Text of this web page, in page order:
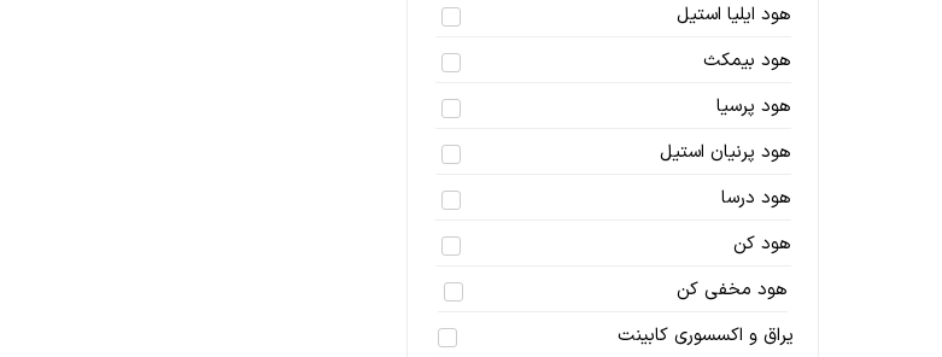
هود ایلیا استیل
هود بیمکث
هود پرسیا
هود پرنیان استیل
هود درسا
هود کن
هود مخفی کن
یراق و اکسسوری کابینت